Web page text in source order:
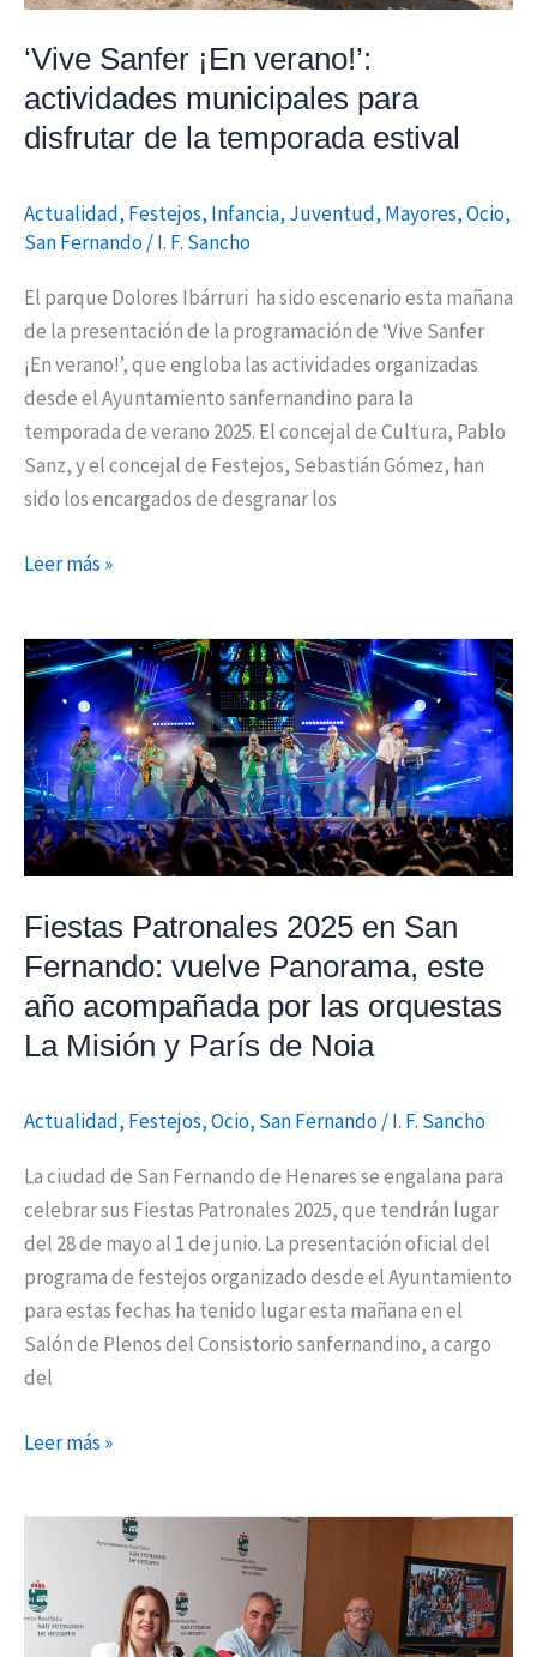
‘Vive Sanfer ¡En verano!’:
actividades municipales para
disfrutar de la temporada estival
Actualidad, Festejos, Infancia, Juventud, Mayores,Ocio,
San Fernando/I. F. Sancho
El parque Dolores Ibárruri ha sido escenario esta mañana
de la presentación de la programación de ‘Vive Sanfer
¡En verano!’, que engloba las actividades organizadas
desde el Ayuntamiento sanfernandino para la
temporada de verano 2025. El concejal de Cultura, Pablo
Sanz, y el concejal de Festejos, Sebastián Gómez, han
sido los encargados de desgranar los
estival
Leer más »
Fiestas Patronales 2025 en San
Fernando: vuelve Panorama, este
año acompañada por las orquestas
La Misión y París de Noia
Actualidad, Festejos,Ocio, San Fernando/I. F. Sancho
La ciudad de San Fernando de Henares se engalana para
celebrar sus Fiestas Patronales 2025, que tendrán lugar
del 28 de mayo al 1 de junio. La presentación oficial del
programa de festejos organizado desde el Ayuntamiento
para estas fechas ha tenido lugar esta mañana en el
Salón de Plenos del Consistorio sanfernandino, a cargo
del
Fiestas
Patronales
2025
en
San
Fernando:
vuelve
este
año
acompañada
por
las
La
y
París
de
Noia
Leer más »
los
ganadores